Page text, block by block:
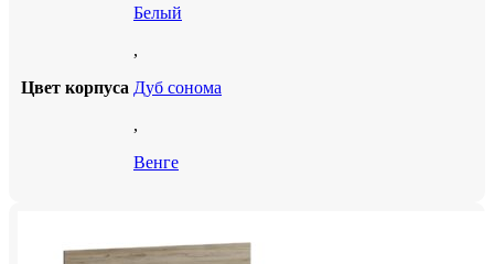
Цвет корпуса
Белый
,
Дуб сонома
,
Венге